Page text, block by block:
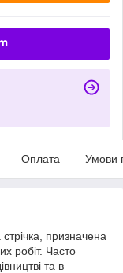
Оплата Умови
призначена
робіт. Часто
та в